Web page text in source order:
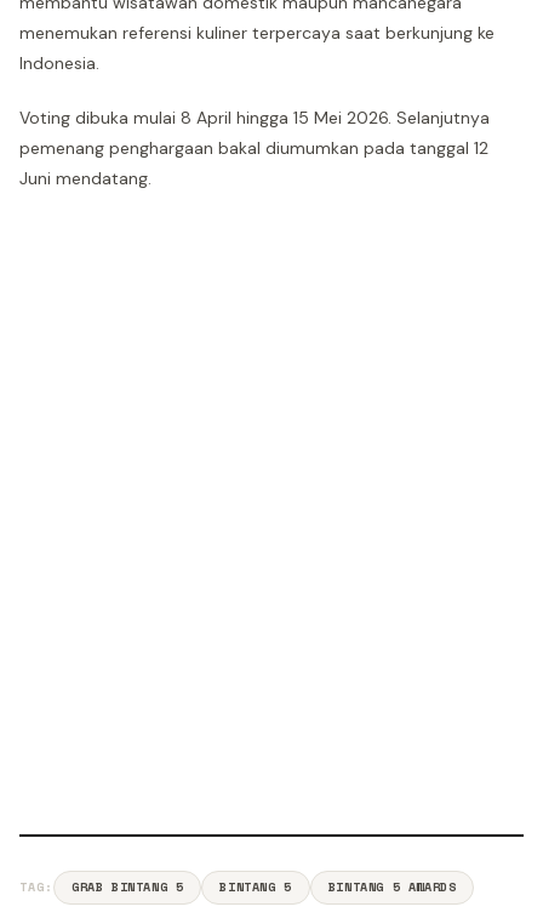
menemukan referensi kuliner terpercaya saat berkunjung ke
Indonesia.
Voting dibuka mulai 8 April hingga 15 Mei 2026. Selanjutnya
pemenang penghargaan bakal diumumkan pada tanggal 12
Juni mendatang.
TAG: GRAB BINTANG 5 BINTANG 5 BINTANG 5 AWARDS